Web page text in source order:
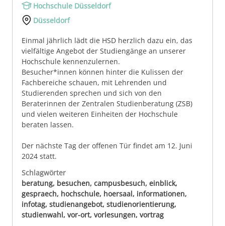
Hochschule Düsseldorf
Düsseldorf
Einmal jährlich lädt die HSD herzlich dazu ein, das
vielfältige Angebot der Studiengänge an unserer
Hochschule kennenzulernen.
Besucher*innen können hinter die Kulissen der
Fachbereiche schauen, mit Lehrenden und
Studierenden sprechen und sich von den
Beraterinnen der Zentralen Studienberatung (ZSB)
und vielen weiteren Einheiten der Hochschule
beraten lassen.
Der nächste Tag der offenen Tür findet am 12. Juni
2024 statt.
Schlagwörter
beratung, besuchen, campusbesuch, einblick,
gespraech, hochschule, hoersaal, informationen,
infotag, studienangebot, studienorientierung,
studienwahl, vor-ort, vorlesungen, vortrag